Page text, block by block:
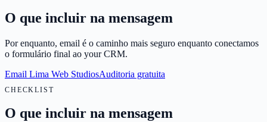
O que incluir na mensagem
Por enquanto, email é o caminho mais seguro enquanto conectamos
o formulário final ao your CRM.
Email Lima Web StudiosAuditoria gratuita
CHECKLIST
O que incluir na mensagem